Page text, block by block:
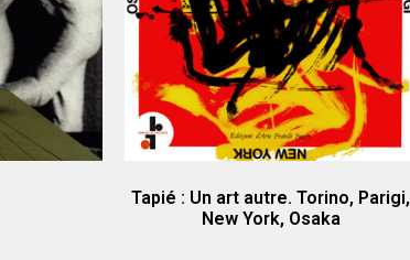
Tapié : Un art autre. Torino, Parigi,
New York, Osaka